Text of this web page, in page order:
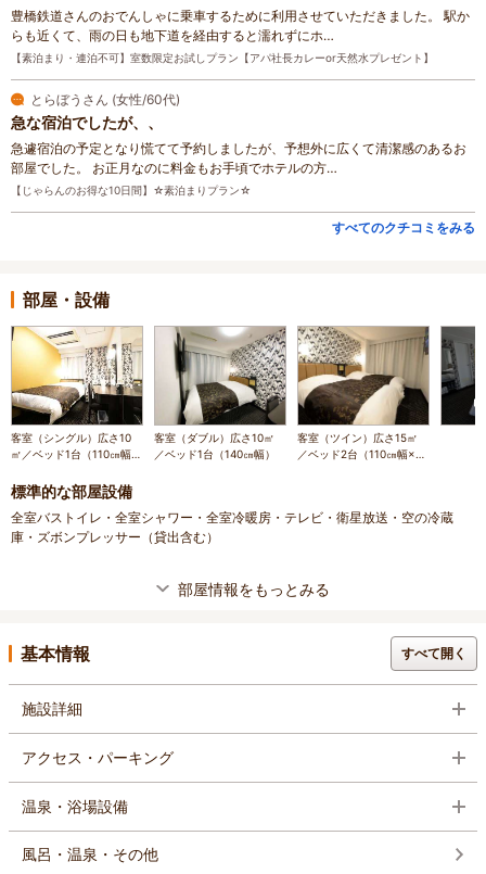
豊橋鉄道さんのおでんしゃに乗車するために利用させていただきました。 駅か
らも近くて、雨の日も地下道を経由すると濡れずにホ…
【素泊まり・連泊不可】室数限定お試しプラン【アパ社長カレーor天然水プレゼント】
とらぼうさん (女性/60代)
急な宿泊でしたが、、
急遽宿泊の予定となり慌てて予約しましたが、予想外に広くて清潔感のあるお
部屋でした。 お正月なのに料金もお手頃でホテルの方…
【じゃらんのお得な10日間】☆素泊まりプラン☆
すべてのクチコミをみる
部屋・設備
客室（シングル）広さ10
㎡／ベッド1台（110㎝幅
客室（ダブル）広さ10㎡
／ベッド1台（140㎝幅）
客室（ツイン）広さ15㎡
／ベッド2台（110㎝幅×2
標準的な部屋設備
全室バストイレ・全室シャワー・全室冷暖房・テレビ・衛星放送・空の冷蔵
庫・ズボンプレッサー（貸出含む）
部屋情報をもっとみる
基本情報 すべて開く
施設詳細
アクセス・パーキング
温泉・浴場設備
風呂・温泉・その他